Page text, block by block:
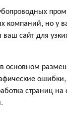
компаний, но у
сайт для
основном
страниц